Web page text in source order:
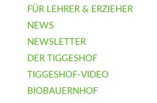
FÜR LEHRER & ERZIEHER
NEWS
NEWSLETTER
DER TIGGESHOF
TIGGESHOF-VIDEO
BIOBAUERNHOF